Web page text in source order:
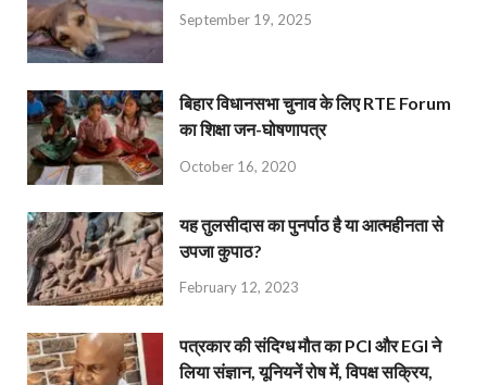
September 19, 2025
बिहार विधानसभा चुनाव के लिए RTE Forum
का शिक्षा जन-घोषणापत्र
October 16, 2020
यह तुलसीदास का पुनर्पाठ है या आत्महीनता से
उपजा कुपाठ?
February 12, 2023
पत्रकार की संदिग्ध मौत का PCI और EGI ने
लिया संज्ञान, यूनियनें रोष में, विपक्ष सक्रिय,